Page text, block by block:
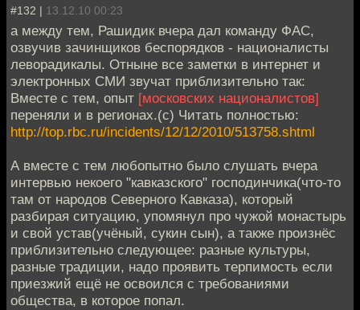
#132 | 13.12.10 00:23
а между тем, Рашидик вчера дал команду ФАС,
озвучив зачинщиков беспорядков - националисты
леворадикалы. Отныне все заметки в интернет и
электронных СМИ звучат приблизительно так:
Вместе с тем, опыт [московских националистов]
переняли и в регионах.(с) Читать полностью:
http://top.rbc.ru/incidents/12/12/2010/513758.shtml
А вместе с тем любопытно было слушать вчера
интервью некоего "кавказского" господинчика(что-то
там от народов Северного Кавказа), который
разбирая ситуацию, упомянул про чужой монастырь
и свой устав(учёный, сукин сын), а также произнёс
приблизительно следующее: разные культуры,
разные традиции, надо проявить терпимость если
приезжий ещё не освоился с требованиями
общества, в которое попал.